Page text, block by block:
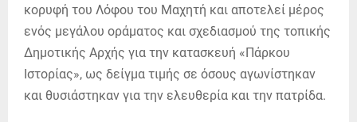
κορυφή του Λόφου του Μαχητή και αποτελεί μέρος
ενός μεγάλου οράματος και σχεδιασμού της τοπικής
Δημοτικής Αρχής για την κατασκευή «Πάρκου
Ιστορίας», ως δείγμα τιμής σε όσους αγωνίστηκαν
και θυσιάστηκαν για την ελευθερία και την πατρίδα.